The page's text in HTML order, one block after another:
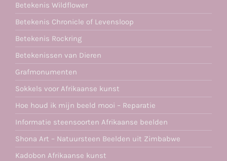
Betekenis Wildflower
Betekenis Chronicle of Levensloop
Betekenis Rockring
Betekenissen van Dieren
Grafmonumenten
Sokkels voor Afrikaanse kunst
Hoe houd ik mijn beeld mooi – Reparatie
Informatie steensoorten Afrikaanse beelden
Shona Art – Natuursteen Beelden uit Zimbabwe
Kadobon Afrikaanse kunst